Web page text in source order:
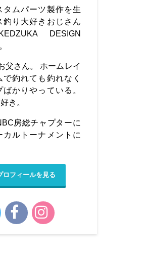
ムパーツ製作を生
り大好きおじさん
DESIGN
父さん。 ホームレイ
で釣れても釣れなく
かりやっている。
き。
房総チャプターに
カルトーナメントに
ロフィールを見る